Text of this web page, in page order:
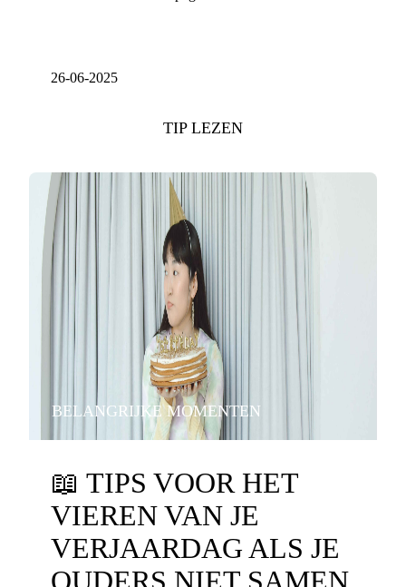
26-06-2025
TIP LEZEN
BELANGRIJKE MOMENTEN
📖 TIPS VOOR HET
VIEREN VAN JE
VERJAARDAG ALS JE